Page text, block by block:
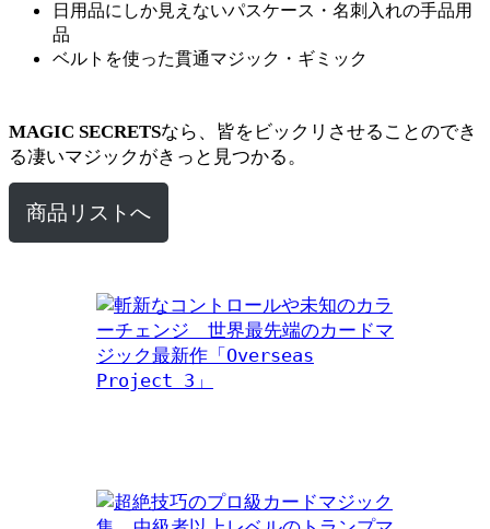
日用品にしか見えないパスケース・名刺入れの手品用
品
ベルトを使った貫通マジック・ギミック
MAGIC SECRETSなら、皆をビックリさせることのでき
る凄いマジックがきっと見つかる。
商品リストへ